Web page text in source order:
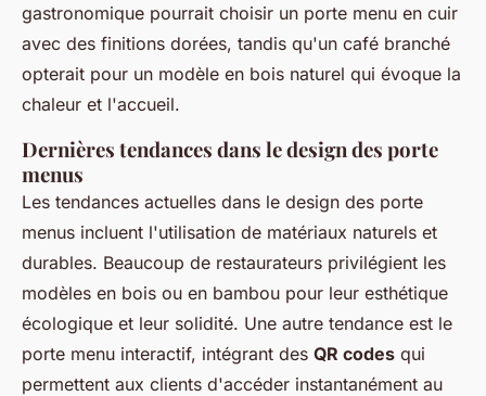
gastronomique pourrait choisir un porte menu en cuir
avec des finitions dorées, tandis qu'un café branché
opterait pour un modèle en bois naturel qui évoque la
chaleur et l'accueil.
Dernières tendances dans le design des porte
menus
Les tendances actuelles dans le design des porte
menus incluent l'utilisation de matériaux naturels et
durables. Beaucoup de restaurateurs privilégient les
modèles en bois ou en bambou pour leur esthétique
écologique et leur solidité. Une autre tendance est le
porte menu interactif, intégrant des QR codes qui
permettent aux clients d'accéder instantanément au